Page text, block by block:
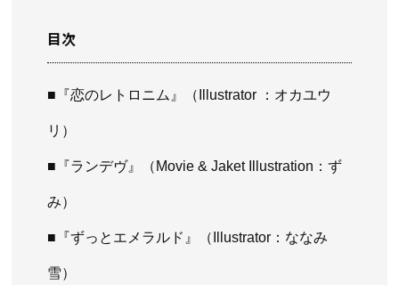
目次
■『恋のレトロニム』（Illustrator ：オカユウ
リ）
■『ランデヴ』（Movie & Jaket Illustration：ず
み）
■『ずっとエメラルド』（Illustrator：ななみ
雪）